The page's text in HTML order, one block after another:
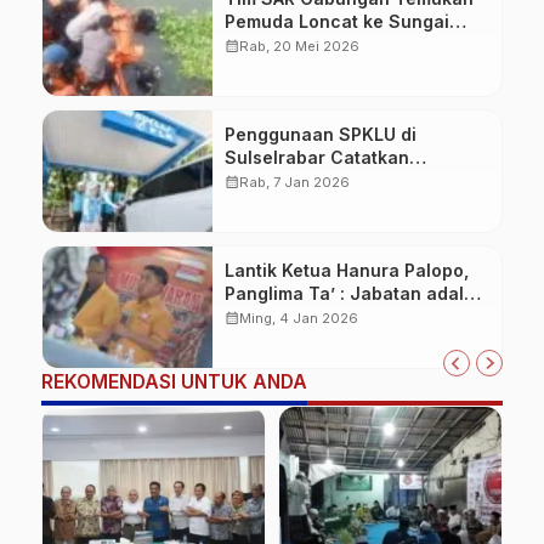
Pemuda Loncat ke Sungai
Pampang Makassar
calendar_monthRab, 20 Mei 2026
Penggunaan SPKLU di
Sulselrabar Catatkan
Kenaikan Tiga Kali Lipat di
calendar_monthRab, 7 Jan 2026
Lantik Ketua Hanura Palopo,
Panglima Ta’ : Jabatan adalah
amanah siap dipertanggung
calendar_monthMing, 4 Jan 2026
REKOMENDASI UNTUK ANDA